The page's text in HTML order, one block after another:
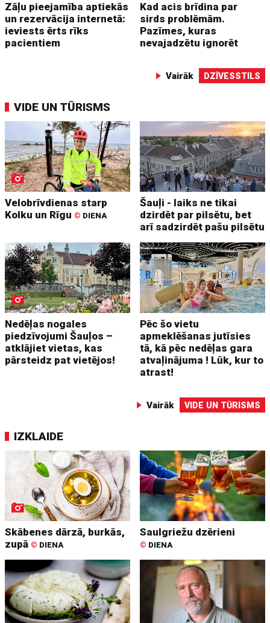
Zāļu pieejamība aptiekās
un rezervācija internetā:
ieviests ērts rīks
pacientiem
Kad acis brīdina par
sirds problēmām.
Pazīmes, kuras
nevajadzētu ignorēt
Vairāk DZĪVESSTILS
VIDE UN TŪRISMS
Velobrīvdienas starp
Kolku un Rīgu © DIENA
Šauļi - laiks ne tikai
dzirdēt par pilsētu, bet
arī sadzirdēt pašu pilsētu
Nedēļas nogales
piedzīvojumi Šauļos –
atklājiet vietas, kas
pārsteidz pat vietējos!
Pēc šo vietu
apmeklēšanas jutīsies
tā, kā pēc nedēļas gara
atvaļinājuma ! Lūk, kur to
atrast!
Vairāk VIDE UN TŪRISMS
IZKLAIDE
Skābenes dārzā, burkās,
zupā © DIENA
Saulgriežu dzērieni
© DIENA